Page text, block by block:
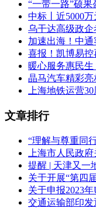
“一带一路”硕果
中标丨近5000
乌干达高级政企
加速出海！中通
喜报！凯博易控
暖心服务惠民
晶马汽车精彩亮
上海地铁运营
文章排行
“理解与尊重同
上海市人民政
提醒 | 天津又一
关于开展“第四
关于申报2023
交通运输部印